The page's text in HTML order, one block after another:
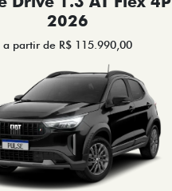
2026
a partir de R$ 115.990,00